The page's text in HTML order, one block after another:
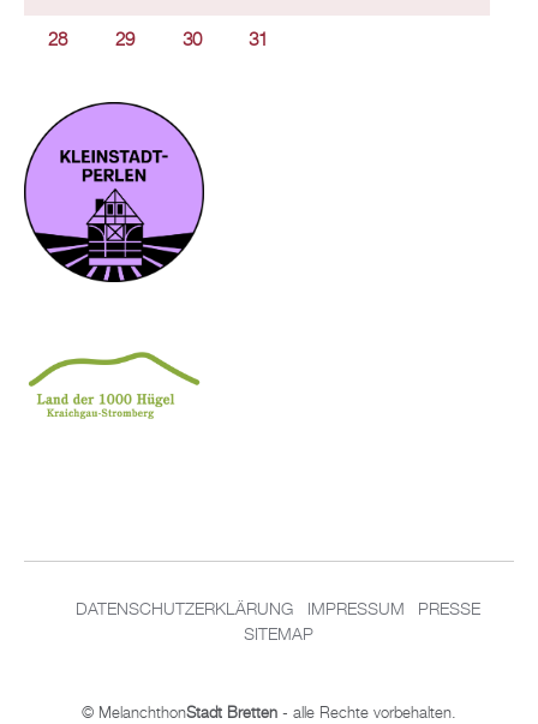
28 29 30 31
DATENSCHUTZERKLÄRUNG IMPRESSUM
PRESSE
SITEMAP
© MelanchthonStadt Bretten - alle Rechte vorbehalten.